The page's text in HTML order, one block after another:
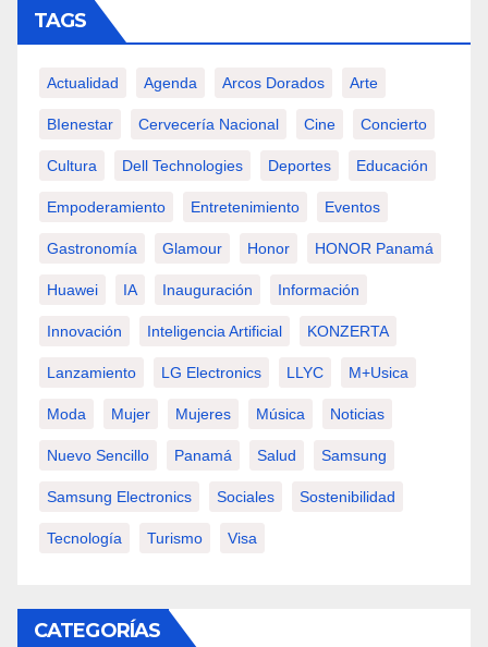
TAGS
Actualidad Agenda Arcos Dorados Arte
BIenestar Cervecería Nacional Cine Concierto
Cultura Dell Technologies Deportes Educación
Empoderamiento Entretenimiento Eventos
Gastronomía Glamour Honor HONOR Panamá
Huawei IA Inauguración Información
Innovación Inteligencia Artificial KONZERTA
Lanzamiento LG Electronics LLYC M+usica
Moda Mujer Mujeres Música Noticias
Nuevo Sencillo Panamá Salud Samsung
Samsung Electronics Sociales Sostenibilidad
Tecnología Turismo Visa
CATEGORÍAS